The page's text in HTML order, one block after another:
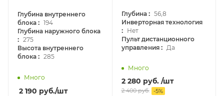
Глубина внутреннего
блока : 194
Глубина наружного блока
: 275
Высота внутреннего
блока : 285
Много
2 190 руб./шт
Глубина : 56,8
Инверторная технология
:
Нет
Пульт дистанционного
управления : Да
Много
2 280 руб. /шт
2 400руб. -5%